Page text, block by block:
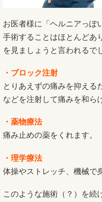
お医者様に「ヘルニアっぽ
手術することはほとんどあ
を見ましょうと言われるで
・ブロック注射
とりあえずの痛みを抑える
などを注射して痛みを和ら
・薬物療法
痛み止めの薬をくれます。
・理学療法
体操やストレッチ、機械で
このような施術（？）を続